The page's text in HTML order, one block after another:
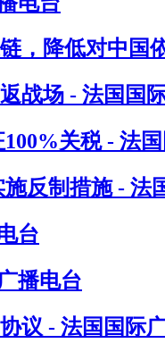
，降低对中国
战场 - 法国国
关税 - 法
反制措施 - 法
台
播电台
议 - 法国国际